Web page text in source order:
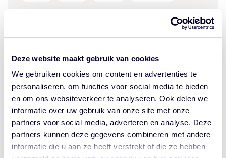
Deze website maakt gebruik van cookies
We gebruiken cookies om content en advertenties te
personaliseren, om functies voor social media te bieden
en om ons websiteverkeer te analyseren. Ook delen we
informatie over uw gebruik van onze site met onze
partners voor social media, adverteren en analyse. Deze
partners kunnen deze gegevens combineren met andere
informatie die u aan ze heeft verstrekt of die ze hebben
De Olivia Garde 20mm föhn borstel bevat geïoniseerde nylon haren. Deze
kunt stylen. Bovendien zorgen ze voor een antistatische werking. Door de
grote luchtgaten van de cilinder kan het haar niet uitdrogen of oververhit
raken. Dit zorgt voor een mooi resultaat in een handomdraai. Door het
lichtgewicht is de Olivia Garden föhnborstel ergonomisch. Aan het einde
van het handvat zit een ideaal verdeelpunt, waarmee je gemakkelijk
scheidingen in het haar kunt maken.